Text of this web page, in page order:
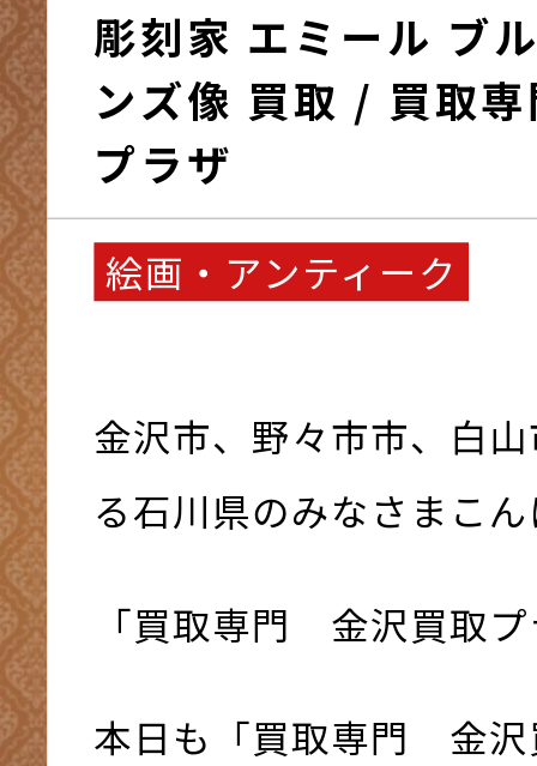
彫刻家 エミール ブ
ンズ像 買取 / 買取
プラザ
絵画・アンティーク
金沢市、野々市市、白
る石川県のみなさまこ
「買取専門 金沢買取
本日も「買取専門 金沢